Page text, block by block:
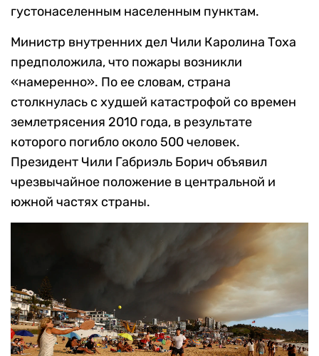
густонаселенным населенным пунктам.
Министр внутренних дел Чили Каролина Тоха
предположила, что пожары возникли
«намеренно». По ее словам, страна
столкнулась с худшей катастрофой со времен
землетрясения 2010 года, в результате
которого погибло около 500 человек.
Президент Чили Габриэль Борич объявил
чрезвычайное положение в центральной и
южной частях страны.